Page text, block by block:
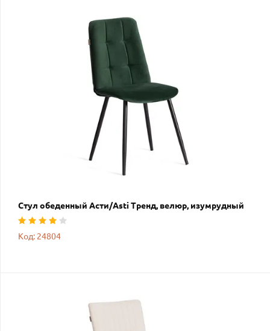
Стул обеденный Асти/Asti Тренд, велюр, изумрудный
Код: 24804